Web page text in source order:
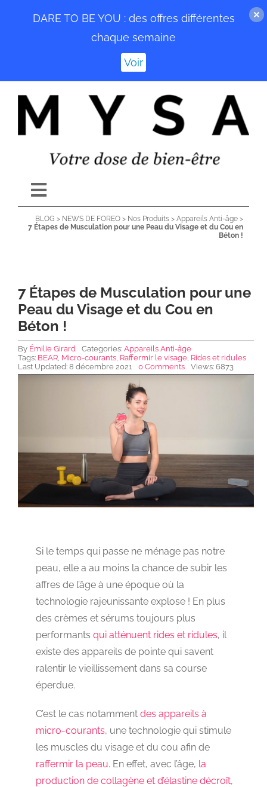
contenu
Toggle
Navigation
ACCUEIL
NEWS DE FOREO
SKINCARE
À PROPOS
CONTACT
BLOG > NEWS DE FOREO > Nos Produits > Appareils Anti-âge >
7 Étapes de Musculation pour une Peau du Visage et du Cou en
Béton !
7 Étapes de Musculation pour une
Peau du Visage et du Cou en
Béton !
By Émilie Girard Categories: Appareils Anti-âge
Tags: BEAR Micro-courants Raffermir le visage Rides et ridules
Last Updated: 8 décembre 2021
0 Comments Views: 6873
Si le temps qui passe ne ménage pas notre
peau, elle a au moins la chance de subir les
affres de l’âge à une époque où la
technologie rajeunissante explose ! En plus
des crèmes et sérums toujours plus
performants qui atténuent rides et ridules, il
existe des appareils de pointe qui savent
ralentir le vieillissement dans sa course
éperdue.
C’est le cas notamment des appareils à
micro-courants, une technologie qui stimule
les muscles du visage et du cou afin de
raffermir la peau. En effet, avec l’âge, la
production de collagène et d’élastine décroît,
DARE TO BE YOU : des offres différentes
chaque semaine
Voir